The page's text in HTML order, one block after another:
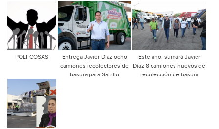
POLI-COSAS
Entrega Javier Díaz ocho
camiones recolectores de
basura para Saltillo
Este año, sumará Javier
Díaz 8 camiones nuevos de
recolección de basura